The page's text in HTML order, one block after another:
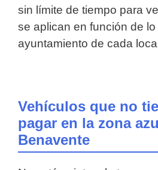
sin límite de tiempo para
se aplican en función de
ayuntamiento de cada
Vehículos que no
pagar en la zona
Benavente